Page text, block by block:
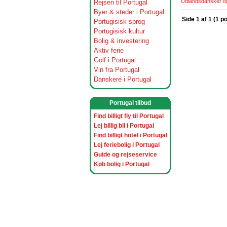
Rejsen til Portugal
Byer & steder i Portugal
Portugisisk sprog
Portugisisk kultur
Bolig & investering
Aktiv ferie
Golf i Portugal
Vin fra Portugal
Danskere i Portugal
Portugal tilbud
Find billigt fly til Portugal
Lej billig bil i Portugal
Find billigt hotel i Portugal
Lej feriebolig i Portugal
Guide og rejseservice
Køb bolig i Portugal
Side 1 af 1 (1